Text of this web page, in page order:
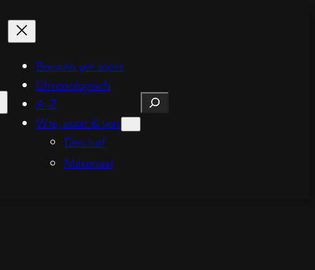
Beesten per soort
Chronologisch
A-Z
Wie, waar & wat
Den hof
Materiaal
Zoeken